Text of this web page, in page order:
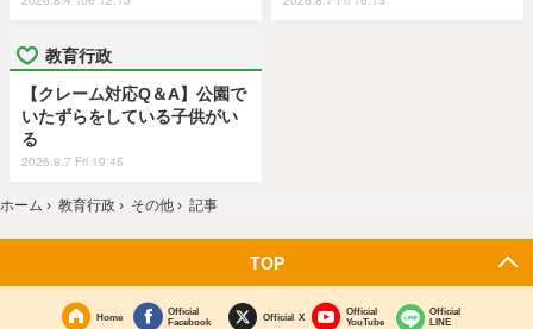
教育行政
【クレーム対応Q＆A】公園で
いたずらをしている子供がい
る
2026.8.7 Fri 19:45
ホーム › 教育行政 › その他 › 記事
TOP
Home
Official
Facebook
Official X
Official
YouTube
Official
LINE